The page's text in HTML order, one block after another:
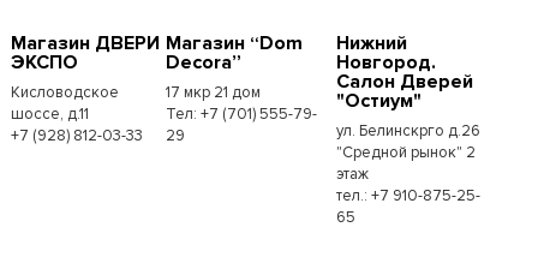
Магазин ДВЕРИ
ЭКСПО
Кисловодское
шоссе, д.11
+7 (928) 812-03-33
Магазин “Dom
Decora”
17 мкр 21 дом
Тел: +7 (701) 555-79-
29
Нижний
Новгород.
Салон Дверей
"Остиум"
ул. Белинскрго д.26
"Средной рынок" 2
этаж
тел.: +7 910-875-25-
65